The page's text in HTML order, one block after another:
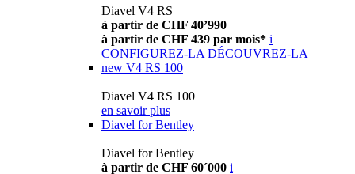
Diavel V4 RS
à partir de CHF 40’990
à partir de CHF 439 par mois* i
CONFIGUREZ-LA DÉCOUVREZ-LA
new V4 RS 100
Diavel V4 RS 100
en savoir plus
Diavel for Bentley
Diavel for Bentley
à partir de CHF 60´000 i